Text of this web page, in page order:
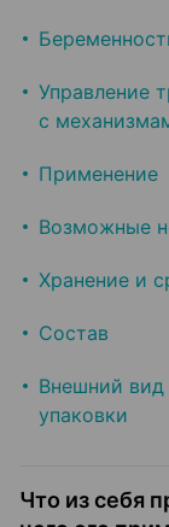
Управление
с
Применение
Возможные
Хранение и
Состав
Внешний вид
упаковки
Что из себя